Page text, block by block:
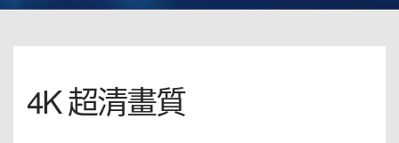
4K 超清畫質